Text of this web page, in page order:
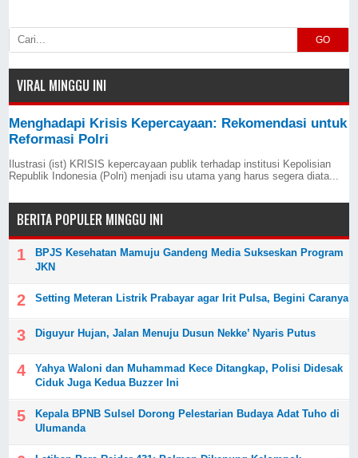
GO
VIRAL MINGGU INI
Menghadapi Krisis Kepercayaan: Rekomendasi untuk
Reformasi Polri
Ilustrasi (ist) KRISIS kepercayaan publik terhadap institusi Kepolisian
Republik Indonesia (Polri) menjadi isu utama yang harus segera diata...
BERITA POPULER MINGGU INI
BPJS Kesehatan Mamuju Gandeng Media Sukseskan Program
JKN
Setting Meteran Listrik Prabayar agar Irit Pulsa, Begini Caranya
Diguyur Hujan, Jalan Menuju Dusun Nekke’ Nyaris Putus
Yahya Waloni dan Muhammad Kece Ditangkap, Polisi Didesak
Ciduk Juga Kedua Buzzer Ini
Kepala BPNB Sulsel Dorong Pelestarian Budaya Adat Tuho di
Ulumanda